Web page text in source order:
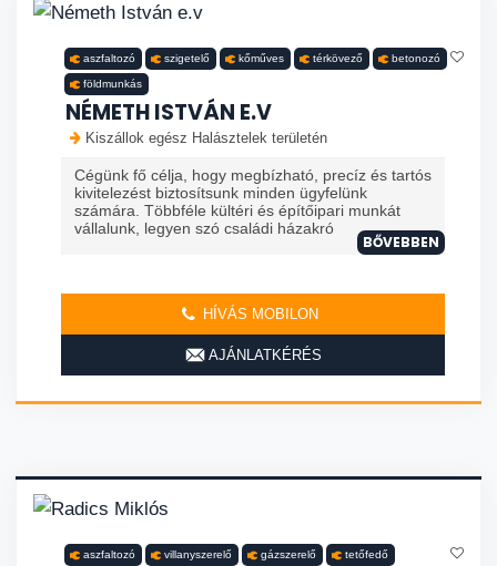
aszfaltozó szigetelő kőműves térkövező betonozó
földmunkás
NÉMETH ISTVÁN E.V
Kiszállok egész Halásztelek területén
Cégünk fő célja, hogy megbízható, precíz és tartós
kivitelezést biztosítsunk minden ügyfelünk
számára. Többféle kültéri és építőipari munkát
vállalunk, legyen szó családi házakró
BŐVEBBEN
HÍVÁS MOBILON
AJÁNLATKÉRÉS
aszfaltozó villanyszerelő gázszerelő tetőfedő